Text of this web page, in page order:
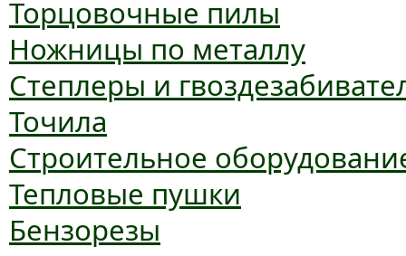
Торцовочные пилы
Ножницы по металлу
Степлеры и
Точила
Строительное
Тепловые пушки
Бензорезы